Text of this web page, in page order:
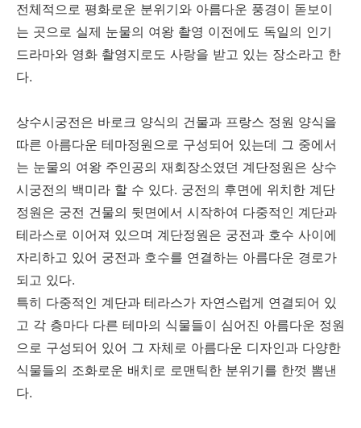
전체적으로 평화로운 분위기와 아름다운 풍경이 돋보이
는 곳으로 실제 눈물의 여왕 촬영 이전에도 독일의 인기
드라마와 영화 촬영지로도 사랑을 받고 있는 장소라고 한
다.
상수시궁전은 바로크 양식의 건물과 프랑스 정원 양식을
따른 아름다운 테마정원으로 구성되어 있는데 그 중에서
는 눈물의 여왕 주인공의 재회장소였던 계단정원은 상수
시궁전의 백미라 할 수 있다. 궁전의 후면에 위치한 계단
정원은 궁전 건물의 뒷면에서 시작하여 다중적인 계단과
테라스로 이어져 있으며 계단정원은 궁전과 호수 사이에
자리하고 있어 궁전과 호수를 연결하는 아름다운 경로가
되고 있다.
특히 다중적인 계단과 테라스가 자연스럽게 연결되어 있
고 각 층마다 다른 테마의 식물들이 심어진 아름다운 정원
으로 구성되어 있어 그 자체로 아름다운 디자인과 다양한
식물들의 조화로운 배치로 로맨틱한 분위기를 한껏 뽐낸
다.